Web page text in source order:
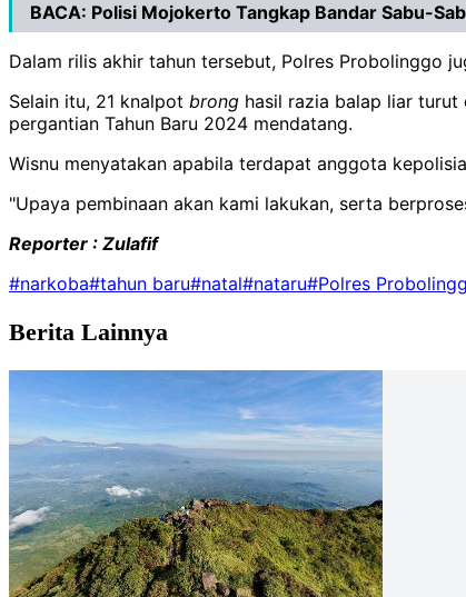
BACA: Polisi Mojokerto Tangkap Bandar Sabu-
Dalam rilis akhir tahun tersebut, Polres Probolinggo
Selain itu, 21 knalpot brong hasil razia balap liar turut
pergantian Tahun Baru 2024 mendatang.
Wisnu menyatakan apabila terdapat anggota
"Upaya pembinaan akan kami lakukan, serta
Reporter : Zulafif
#narkoba#tahun baru#natal#nataru#Polres
Berita Lainnya